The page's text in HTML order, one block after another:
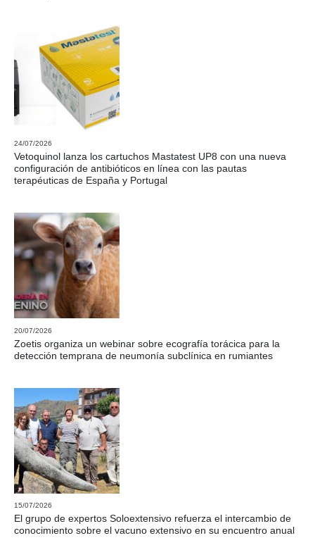
24/07/2026
Vetoquinol lanza los cartuchos Mastatest UP8 con una nueva
configuración de antibióticos en línea con las pautas
terapéuticas de España y Portugal
20/07/2026
Zoetis organiza un webinar sobre ecografía torácica para la
detección temprana de neumonía subclínica en rumiantes
15/07/2026
El grupo de expertos Soloextensivo refuerza el intercambio de
conocimiento sobre el vacuno extensivo en su encuentro anual